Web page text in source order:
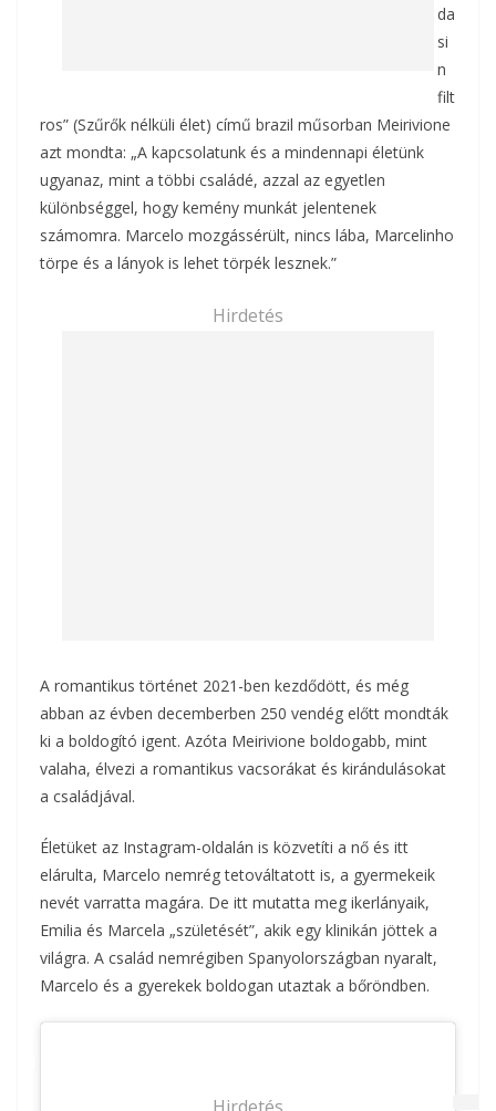
da
si
n
filt
ros” (Szűrők nélküli élet) című brazil műsorban Meirivione
azt mondta: „A kapcsolatunk és a mindennapi életünk
ugyanaz, mint a többi családé, azzal az egyetlen
különbséggel, hogy kemény munkát jelentenek
számomra. Marcelo mozgássérült, nincs lába, Marcelinho
törpe és a lányok is lehet törpék lesznek.”
Hirdetés
A romantikus történet 2021-ben kezdődött, és még
abban az évben decemberben 250 vendég előtt mondták
ki a boldogító igent. Azóta Meirivione boldogabb, mint
valaha, élvezi a romantikus vacsorákat és kirándulásokat
a családjával.
Életüket az Instagram-oldalán is közvetíti a nő és itt
elárulta, Marcelo nemrég tetováltatott is, a gyermekeik
nevét varratta magára. De itt mutatta meg ikerlányaik,
Emilia és Marcela „születését”, akik egy klinikán jöttek a
világra. A család nemrégiben Spanyolországban nyaralt,
Marcelo és a gyerekek boldogan utaztak a bőröndben.